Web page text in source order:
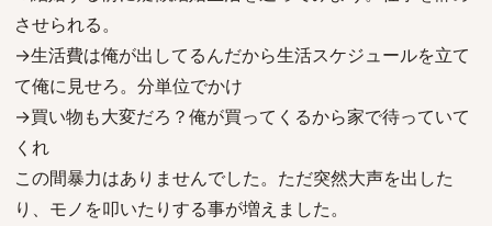
させられる。
→生活費は俺が出してるんだから生活スケジュールを立て
て俺に見せろ。分単位でかけ
→買い物も大変だろ？俺が買ってくるから家で待っていて
くれ
この間暴力はありませんでした。ただ突然大声を出した
り、モノを叩いたりする事が増えました。